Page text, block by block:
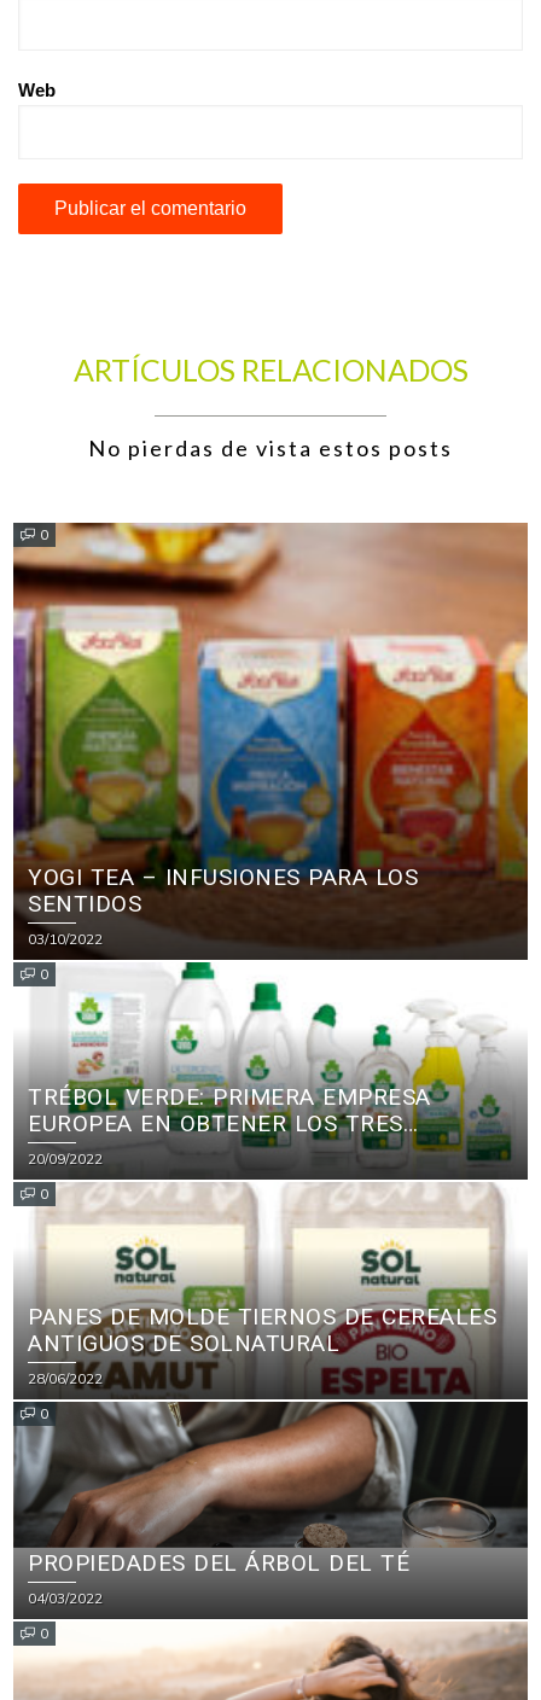
Web
ARTÍCULOS RELACIONADOS
No pierdas de vista estos posts
0
YOGI TEA – INFUSIONES PARA LOS
SENTIDOS
03/10/2022
0
TRÉBOL VERDE: PRIMERA EMPRESA
EUROPEA EN OBTENER LOS TRES
PRINCIPALES CERTIFICADOS ECOLÓGICOS
PARA PRODUCTOS DE LIMPIEZA
20/09/2022
0
PANES DE MOLDE TIERNOS DE CEREALES
ANTIGUOS DE SOLNATURAL
28/06/2022
0
PROPIEDADES DEL ÁRBOL DEL TÉ
04/03/2022
0